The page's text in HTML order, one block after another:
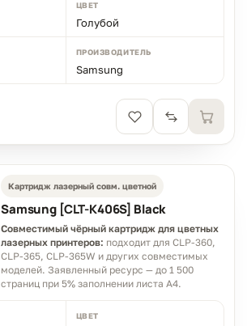
ЦВЕТ
Голубой
ПРОИЗВОДИТЕЛЬ
Samsung
Картридж лазерный совм. цветной
Samsung [CLT-K406S] Black
Совместимый чёрный картридж для цветных
лазерных принтеров: подходит для CLP-360,
CLP-365, CLP-365W и других совместимых
моделей. Заявленный ресурс — до 1 500
страниц при 5% заполнении листа A4.
ЦВЕТ